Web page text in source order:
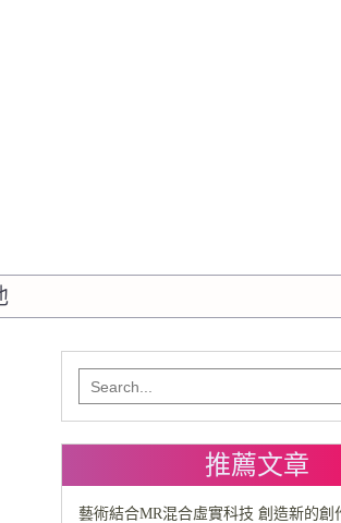
Search
推薦文章
藝術結合MR混合虛實科技 創造新的創